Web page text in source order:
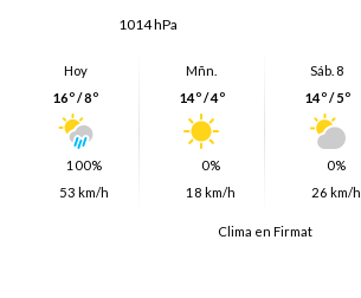
1014 hPa
Hoy
16º / 8º
100%
53 km/h
Mñn.
14º / 4º
0%
18 km/h
Sáb. 8
14º / 5º
0%
26 km/h
Clima en Firmat